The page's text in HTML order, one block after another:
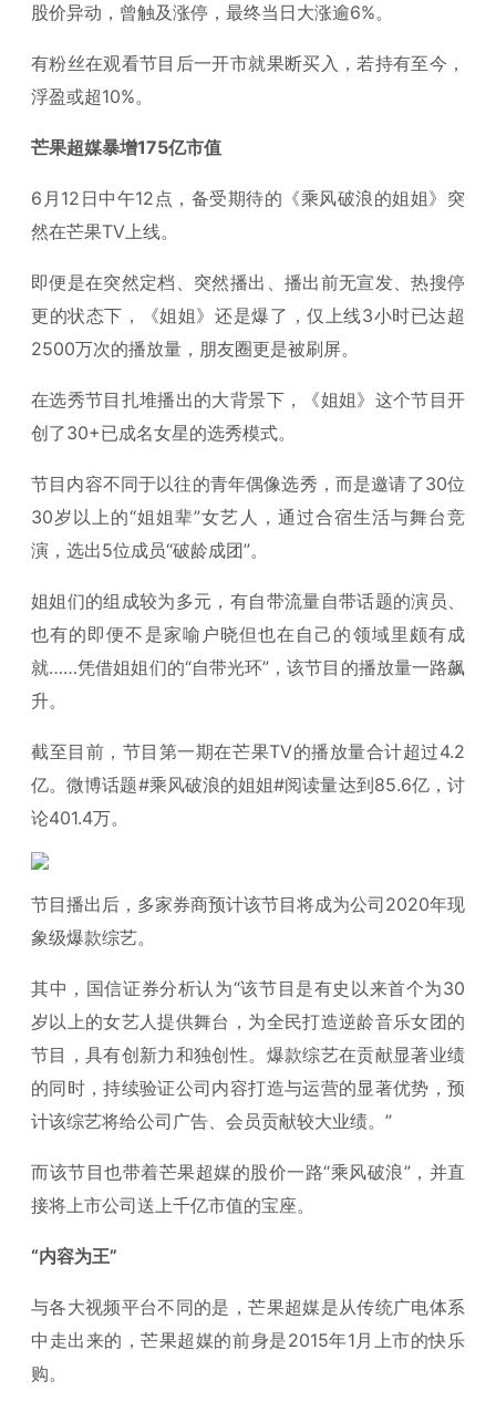
股价异动，曾触及涨停，最终当日大涨逾6%。
有粉丝在观看节目后一开市就果断买入，若持有至今，
浮盈或超10%。
芒果超媒暴增175亿市值
6月12日中午12点，备受期待的《乘风破浪的姐姐》突
然在芒果TV上线。
即便是在突然定档、突然播出、播出前无宣发、热搜停
更的状态下，《姐姐》还是爆了，仅上线3小时已达超
2500万次的播放量，朋友圈更是被刷屏。
在选秀节目扎堆播出的大背景下，《姐姐》这个节目开
创了30+已成名女星的选秀模式。
节目内容不同于以往的青年偶像选秀，而是邀请了30位
30岁以上的“姐姐辈”女艺人，通过合宿生活与舞台竞
演，选出5位成员“破龄成团”。
姐姐们的组成较为多元，有自带流量自带话题的演员、
也有的即便不是家喻户晓但也在自己的领域里颇有成
就……凭借姐姐们的“自带光环”，该节目的播放量一路飙
升。
截至目前，节目第一期在芒果TV的播放量合计超过4.2
亿。微博话题#乘风破浪的姐姐#阅读量达到85.6亿，讨
论401.4万。
节目播出后，多家券商预计该节目将成为公司2020年现
象级爆款综艺。
其中，国信证券分析认为“该节目是有史以来首个为30
岁以上的女艺人提供舞台，为全民打造逆龄音乐女团的
节目，具有创新力和独创性。爆款综艺在贡献显著业绩
的同时，持续验证公司内容打造与运营的显著优势，预
计该综艺将给公司广告、会员贡献较大业绩。”
而该节目也带着芒果超媒的股价一路“乘风破浪”，并直
接将上市公司送上千亿市值的宝座。
“内容为王”
与各大视频平台不同的是，芒果超媒是从传统广电体系
中走出来的，芒果超媒的前身是2015年1月上市的快乐
购。